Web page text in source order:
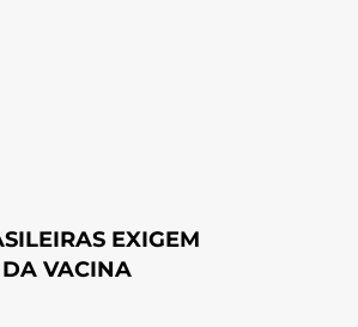
EXIGEM
DA VACINA